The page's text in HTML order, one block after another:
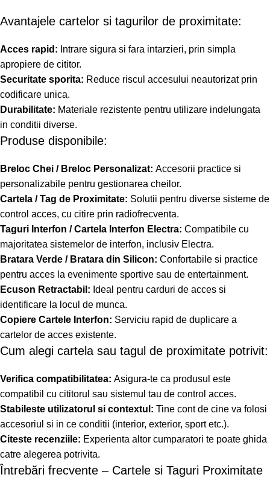
Avantajele cartelor si tagurilor de proximitate:
Acces rapid: Intrare sigura si fara intarzieri, prin simpla
apropiere de cititor.
Securitate sporita: Reduce riscul accesului neautorizat prin
codificare unica.
Durabilitate: Materiale rezistente pentru utilizare indelungata
in conditii diverse.
Produse disponibile:
Breloc Chei / Breloc Personalizat: Accesorii practice si
personalizabile pentru gestionarea cheilor.
Cartela / Tag de Proximitate: Solutii pentru diverse sisteme de
control acces, cu citire prin radiofrecventa.
Taguri Interfon / Cartela Interfon Electra: Compatibile cu
majoritatea sistemelor de interfon, inclusiv Electra.
Bratara Verde / Bratara din Silicon: Confortabile si practice
pentru acces la evenimente sportive sau de entertainment.
Ecuson Retractabil: Ideal pentru carduri de acces si
identificare la locul de munca.
Copiere Cartele Interfon: Serviciu rapid de duplicare a
cartelor de acces existente.
Cum alegi cartela sau tagul de proximitate potrivit:
Verifica compatibilitatea: Asigura-te ca produsul este
compatibil cu cititorul sau sistemul tau de control acces.
Stabileste utilizatorul si contextul: Tine cont de cine va folosi
accesoriul si in ce conditii (interior, exterior, sport etc.).
Citeste recenziile: Experienta altor cumparatori te poate ghida
catre alegerea potrivita.
Întrebări frecvente – Cartele si Taguri Proximitate